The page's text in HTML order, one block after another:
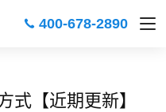
400-678-2890
式【近期更新】